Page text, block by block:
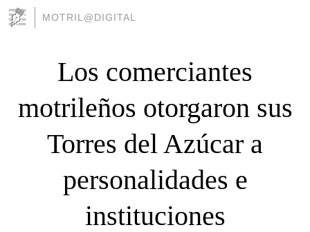
MOTRIL@DIGITAL
Los comerciantes
motrileños otorgaron sus
Torres del Azúcar a
personalidades e
instituciones